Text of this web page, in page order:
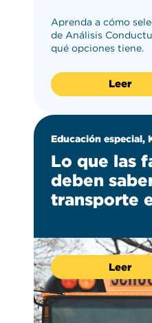
Aprenda a cómo
de Análisis
qué opciones tiene.
Leer
Educación especial,
Lo que las
deben
transporte
Leer